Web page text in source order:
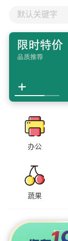
默认关键字
办公
蔬果